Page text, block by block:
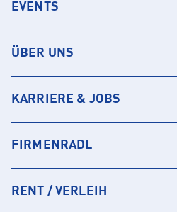
EVENTS
ÜBER UNS
KARRIERE & JOBS
FIRMENRADL
RENT / VERLEIH